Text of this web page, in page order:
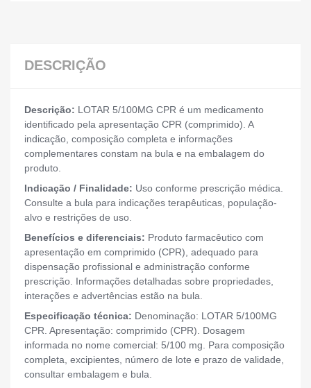
DESCRIÇÃO
Descrição: LOTAR 5/100MG CPR é um medicamento
identificado pela apresentação CPR (comprimido). A
indicação, composição completa e informações
complementares constam na bula e na embalagem do
produto.
Indicação / Finalidade: Uso conforme prescrição médica.
Consulte a bula para indicações terapêuticas, população-
alvo e restrições de uso.
Benefícios e diferenciais: Produto farmacêutico com
apresentação em comprimido (CPR), adequado para
dispensação profissional e administração conforme
prescrição. Informações detalhadas sobre propriedades,
interações e advertências estão na bula.
Especificação técnica: Denominação: LOTAR 5/100MG
CPR. Apresentação: comprimido (CPR). Dosagem
informada no nome comercial: 5/100 mg. Para composição
completa, excipientes, número de lote e prazo de validade,
consultar embalagem e bula.